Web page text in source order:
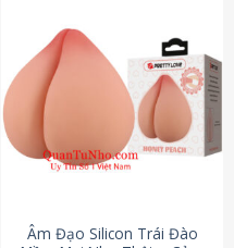
Âm Đạo Silicon Trái Đào